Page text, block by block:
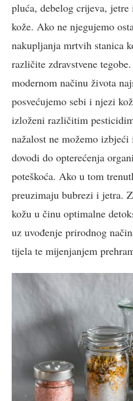
pluća, debelog crijeva, jetre
kože. Ako ne njegujemo
nakupljanja mrtvih stanica
različite zdravstvene
modernom načinu života
posvećujemo sebi i njezi
izloženi različitim
nažalost ne možemo
dovodi do opterećenja
poteškoća. Ako u tom
preuzimaju bubrezi i jetra.
kožu u činu optimalne
uz uvođenje prirodnog
tijela te mijenjanjem